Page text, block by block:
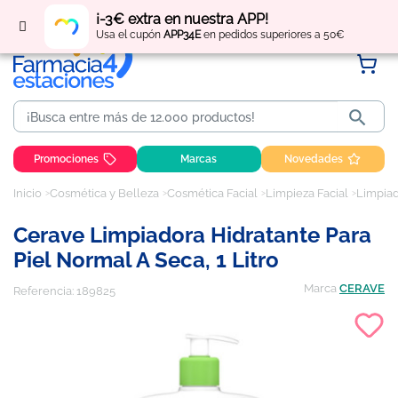
¡-3€ extra en nuestra APP!
Usa el cupón APP34Een pedidos superiores a 50€
Regístratey obtén puntos por tus compras

Promociones Marcas Novedades
Inicio Cosmética y Belleza Cosmética Facial Limpieza Facial
Cerave Limpiadora Hidratante Para
Piel Normal A Seca, 1 Litro
Referencia: 189825 Marca CERAVE